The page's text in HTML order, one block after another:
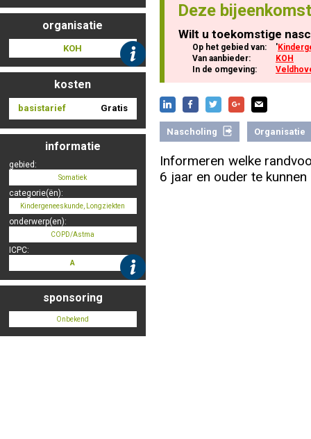
Nascholingen op aanvraag (in-company)
Nascholing aanmelden
Zoek op kaart
Registreren
Inloggen
organisatie
KOH
kosten
basistarief Gratis
informatie
gebied:
Somatiek
categorie(ën):
Kindergeneeskunde, Longziekten
onderwerp(en):
COPD/Astma
ICPC:
A
sponsoring
Onbekend
Deze
Wilt u toekomstige
Op het gebied van: '
Van aanbieder:
KOH
In de omgeving:
Nascholing Organisatie
Informeren welke
6 jaar en ouder te